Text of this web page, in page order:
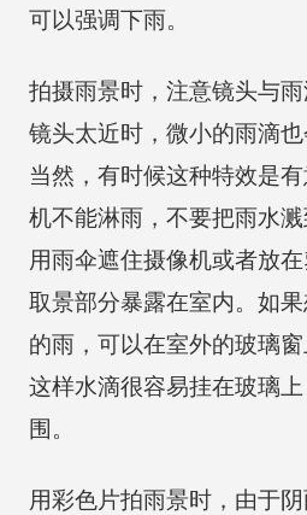
可以强调下雨。
拍摄雨景时，注意镜头与
镜头太近时，微小的雨滴也
当然，有时候这种特效是
机不能淋雨，不要把雨水
用雨伞遮住摄像机或者放
取景部分暴露在室内。如
的雨，可以在室外的玻璃窗
这样水滴很容易挂在玻璃
围。
用彩色片拍雨景时，由于